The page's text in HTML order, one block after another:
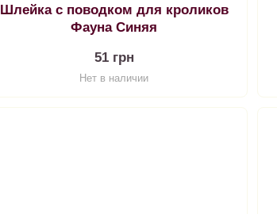
Шлейка с поводком для кроликов
Фауна Синяя
51 грн
Нет в наличии